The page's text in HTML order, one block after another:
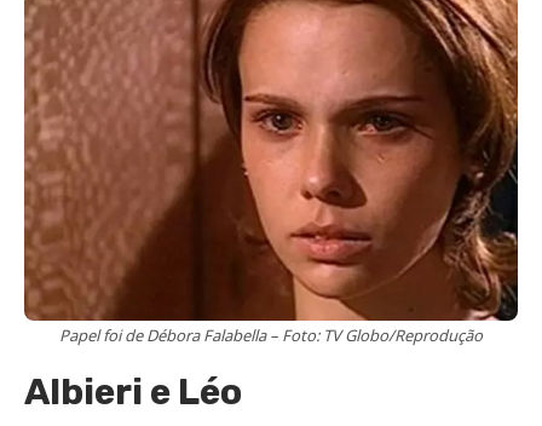
Papel foi de Débora Falabella – Foto: TV Globo/Reprodução
Albieri e Léo